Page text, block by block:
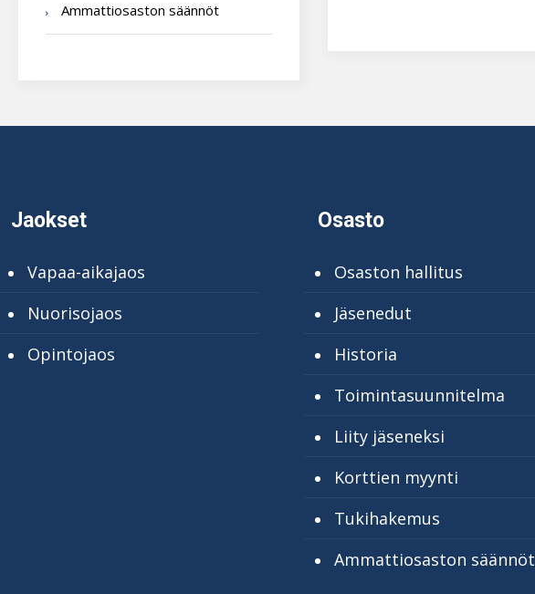
Ammattiosaston säännöt
Jaokset
Vapaa-aikajaos
Nuorisojaos
Opintojaos
Osasto
Osaston hallitus
Jäsenedut
Historia
Toimintasuunnitelma
Liity jäseneksi
Korttien myynti
Tukihakemus
Ammattiosaston säännöt